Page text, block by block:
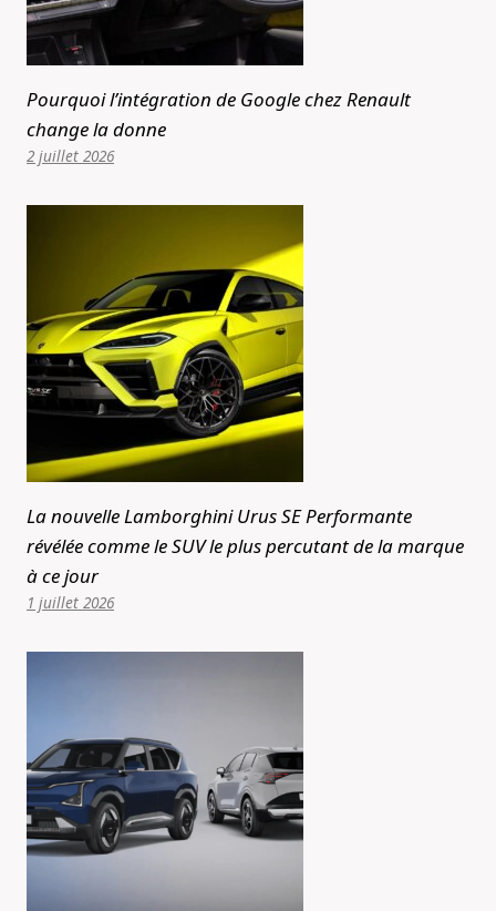
Pourquoi l’intégration de Google chez Renault
change la donne
2 juillet 2026
La nouvelle Lamborghini Urus SE Performante
révélée comme le SUV le plus percutant de la marque
à ce jour
1 juillet 2026